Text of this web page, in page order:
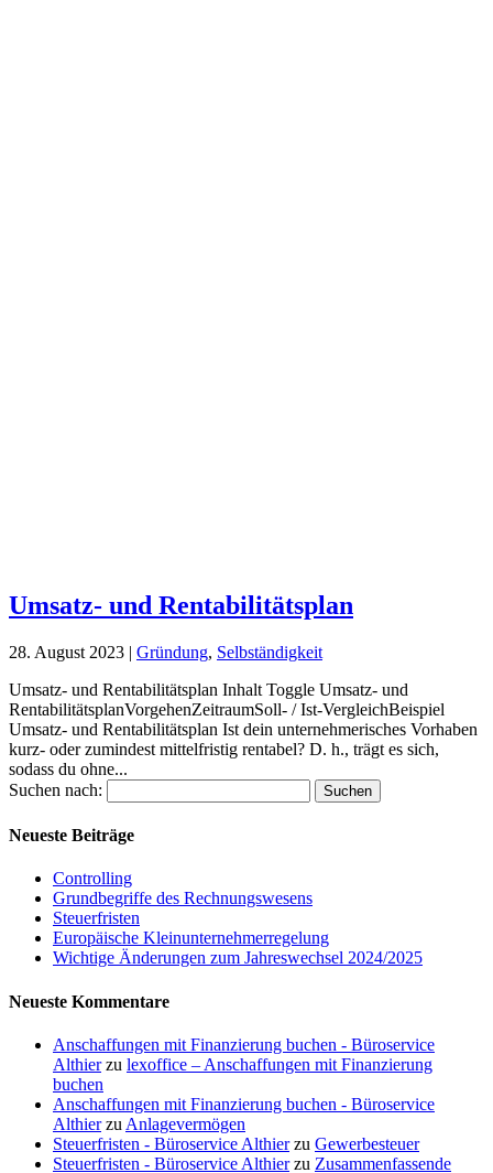
Umsatz- und Rentabilitätsplan
28. August 2023 | Gründung, Selbständigkeit
Umsatz- und Rentabilitätsplan Inhalt Toggle Umsatz- und
RentabilitätsplanVorgehenZeitraumSoll- / Ist-VergleichBeispiel
Umsatz- und Rentabilitätsplan Ist dein unternehmerisches Vorhaben
kurz- oder zumindest mittelfristig rentabel? D. h., trägt es sich,
sodass du ohne...
Suchen nach:
Neueste Beiträge
Controlling
Grundbegriffe des Rechnungswesens
Steuerfristen
Europäische Kleinunternehmerregelung
Wichtige Änderungen zum Jahreswechsel 2024/2025
Neueste Kommentare
Anschaffungen mit Finanzierung buchen - Büroservice
Althierzu lexoffice – Anschaffungen mit Finanzierung
buchen
Anschaffungen mit Finanzierung buchen - Büroservice
Althierzu Anlagevermögen
Steuerfristen - Büroservice Althierzu Gewerbesteuer
Steuerfristen - Büroservice Althierzu Zusammenfassende